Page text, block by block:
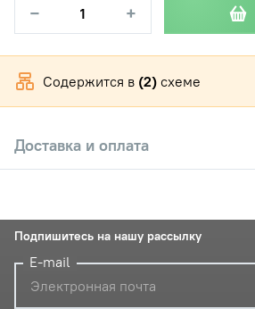
− +
Содержится в (2) схеме
Доставка и оплата
Подпишитесь на нашу рассылку
E-mail